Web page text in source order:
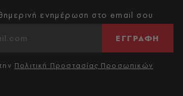
ενημέρωση στο email σου
ΕΓΓΡΑΦΗ
Πολιτική Προστασίας Προσωπικών